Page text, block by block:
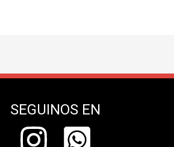
SEGUINOS EN